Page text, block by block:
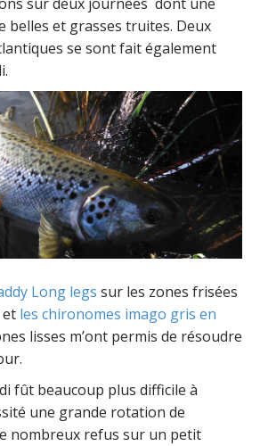
belles et grasses truites. Deux
se sont fait également
Long legs sur les zones frisées
et les chironomes imago gris en
lisses m’ont permis de résoudre
fût beaucoup plus difficile à
une grande rotation de
nombreux refus sur un petit